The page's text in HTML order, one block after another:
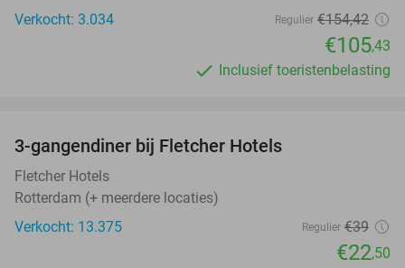
Verkocht: 3.034
Regulier €154,42
€105,43
Inclusief toeristenbelasting
3-gangendiner bij Fletcher Hotels
Fletcher Hotels
Rotterdam (+ meerdere locaties)
Verkocht: 13.375
Regulier €39
€22,50